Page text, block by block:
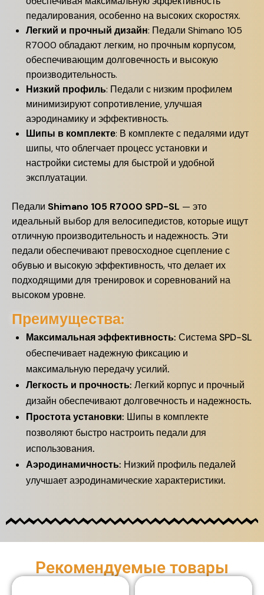
педалирования, особенно на высоких скоростях.
Легкий и прочный дизайн: Педали Shimano 105
R7000 обладают легким, но прочным корпусом,
обеспечивающим долговечность и высокую
производительность.
Низкий профиль: Педали с низким профилем
минимизируют сопротивление, улучшая
аэродинамику и эффективность.
Шипы в комплекте: В комплекте с педалями идут
шипы, что облегчает процесс установки и
настройки системы для быстрой и удобной
эксплуатации.
Педали Shimano 105 R7000 SPD-SL — это
идеальный выбор для велосипедистов, которые ищут
отличную производительность и надежность. Эти
педали обеспечивают превосходное сцепление с
обувью и высокую эффективность, что делает их
подходящими для тренировок и соревнований на
высоком уровне.
Преимущества:
Максимальная эффективность: Система SPD-SL
обеспечивает надежную фиксацию и
максимальную передачу усилий.
Легкость и прочность: Легкий корпус и прочный
дизайн обеспечивают долговечность и надежность.
Простота установки: Шипы в комплекте
позволяют быстро настроить педали для
использования.
Аэродинамичность: Низкий профиль педалей
улучшает аэродинамические характеристики.
Рекомендуемые товары